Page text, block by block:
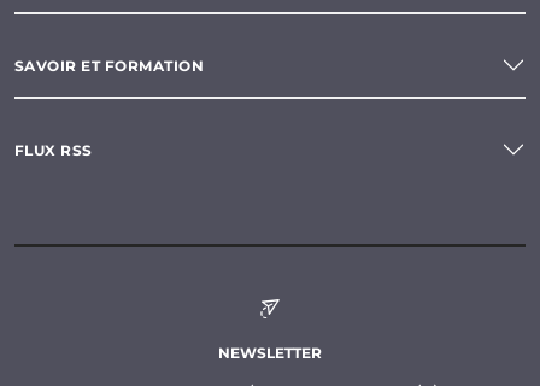
SAVOIR ET FORMATION
FLUX RSS
NEWSLETTER